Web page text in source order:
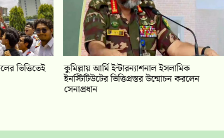
ভিত্তিতেই কুমিল্লায় আর্মি ইন্টারন্যাশনাল ইসলামিক
ইনস্টিটিউটের ভিত্তিপ্রস্তর উন্মোচন করলেন
সেনাপ্রধান